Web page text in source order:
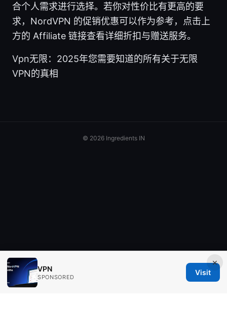
合个人需求进行选择。若你对性价比有更高的要
求，NordVPN 的促销优惠可以作为参考，点击上
方的 Affiliate 链接查看详细折扣与赠送服务。
Vpn无限：2025年您需要知道的所有关于无限
VPN的真相
×
VPN
SPONSORED
Visit
© 2026 Ingredients IN